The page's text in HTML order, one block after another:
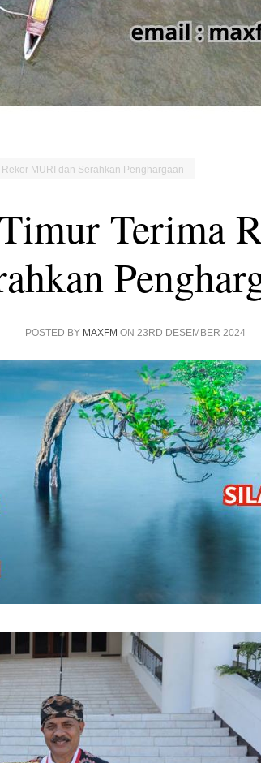
MURI dan Serahkan Penghargaan
Terima
POSTED BY MAXFM ON 23RD DESEMBER 2024